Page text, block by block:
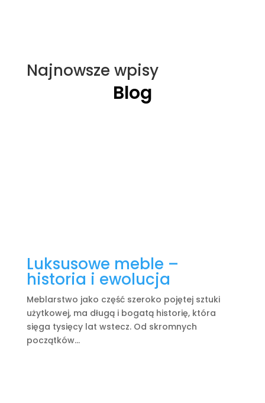
Najnowsze wpisy
Blog
Luksusowe meble –
historia i ewolucja
Meblarstwo jako część szeroko pojętej sztuki
użytkowej, ma długą i bogatą historię, która
sięga tysięcy lat wstecz. Od skromnych
początków...